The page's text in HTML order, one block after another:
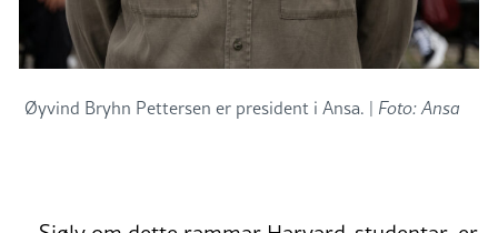
Øyvind Bryhn Pettersen er president i Ansa. | Foto: Ansa